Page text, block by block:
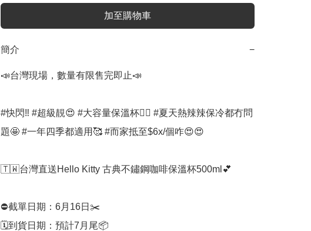
加至購物車
簡介 −
📣台灣現場，數量有限售完即止📣
#快閃‼️ #超級靚😍 #大容量保溫杯👍🏻 #夏天熱辣辣保冷都冇問
題🤩 #一年四季都適用🥰 #而家抵至$6x/個咋😍😍
🇹🇼台灣直送Hello Kitty 古典不鏽鋼咖啡保溫杯500ml💕
⛔️截單日期：6月16日✂️
🗓️到貨日期：預計7月尾📦